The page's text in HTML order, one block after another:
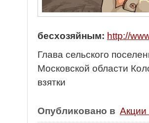
бесхозяйным: http://
Глава сельского
Московской области
взятки
Опубликовано в Акции